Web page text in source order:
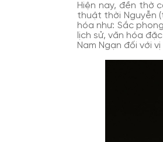
Hiện nay, đền thờ
thuật thời Nguyễn
hóa như: Sắc
lịch sử, văn hóa
Nam Ngạn đối với